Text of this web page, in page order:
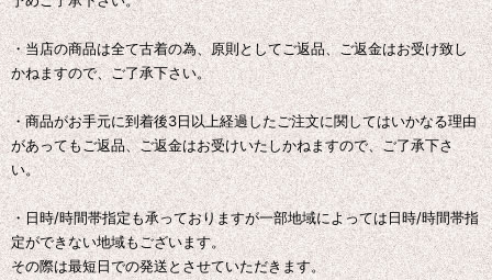
・当店の商品は全て古着の為、原則としてご返品、ご返金はお受け致し
かねますので、ご了承下さい。
・商品がお手元に到着後3日以上経過したご注文に関してはいかなる理由
があってもご返品、ご返金はお受けいたしかねますので、ご了承下さ
い。
・日時/時間帯指定も承っておりますが一部地域によっては日時/時間帯指
定ができない地域もございます。
その際は最短日での発送とさせていただきます。